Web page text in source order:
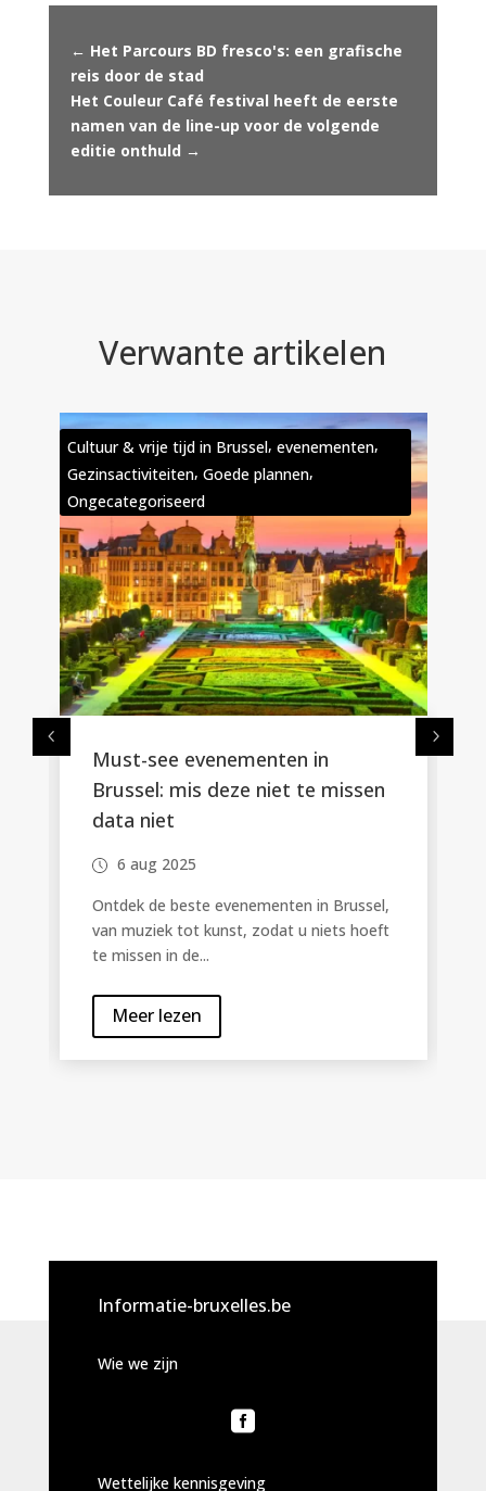
← Het Parcours BD fresco's: een grafische
reis door de stad
Het Couleur Café festival heeft de eerste
namen van de line-up voor de volgende
editie onthuld →
Verwante artikelen
Cultuur & vrije tijd in Brussel, evenementen,
Gezinsactiviteiten, Goede plannen,
Ongecategoriseerd
Must-see evenementen in
Brussel: mis deze niet te missen
data niet
6 aug 2025
Ontdek de beste evenementen in Brussel,
van muziek tot kunst, zodat u niets hoeft
te missen in de...
Meer lezen
Informatie-bruxelles.be
Wie we zijn

Wettelijke kennisgeving